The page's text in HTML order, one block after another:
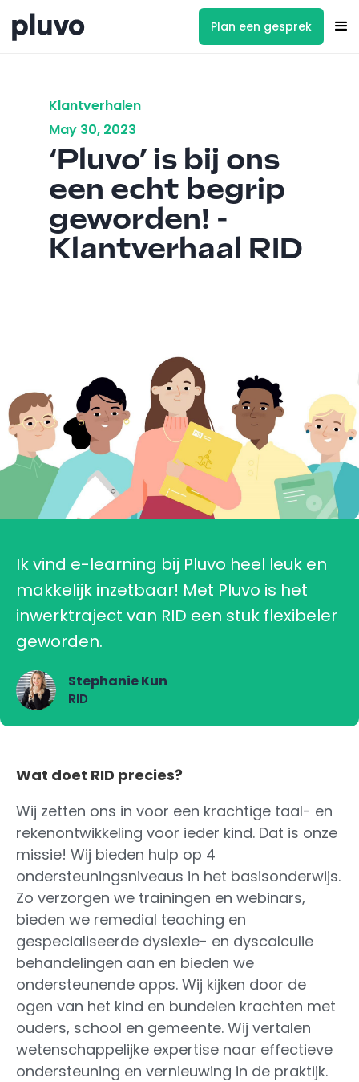
Plan een gesprek
Klantverhalen
May 30, 2023
‘Pluvo’ is bij ons
een echt begrip
geworden! -
Klantverhaal RID
Ik vind e-learning bij Pluvo heel leuk en
makkelijk inzetbaar! Met Pluvo is het
inwerktraject van RID een stuk flexibeler
geworden.
Stephanie Kun
RID
Wat doet RID precies?
Wij zetten ons in voor een krachtige taal- en
rekenontwikkeling voor ieder kind. Dat is onze
missie! Wij bieden hulp op 4
ondersteuningsniveaus in het basisonderwijs.
Zo verzorgen we trainingen en webinars,
bieden we remedial teaching en
gespecialiseerde dyslexie- en dyscalculie
behandelingen aan en bieden we
ondersteunende apps. Wij kijken door de
ogen van het kind en bundelen krachten met
ouders, school en gemeente. Wij vertalen
wetenschappelijke expertise naar effectieve
ondersteuning en vernieuwing in de praktijk.